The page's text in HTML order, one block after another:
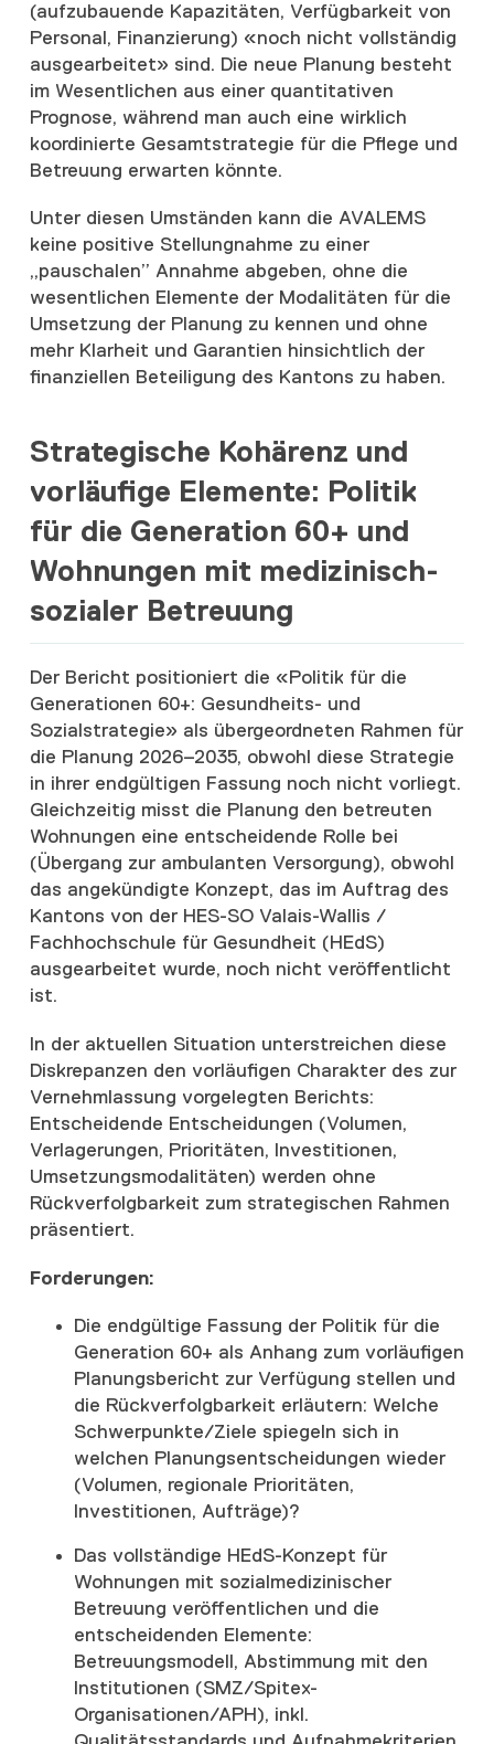
(aufzubauende Kapazitäten, Verfügbarkeit von
Personal, Finanzierung) «noch nicht vollständig
ausgearbeitet» sind. Die neue Planung besteht
im Wesentlichen aus einer quantitativen
Prognose, während man auch eine wirklich
koordinierte Gesamtstrategie für die Pflege und
Betreuung erwarten könnte.
Unter diesen Umständen kann die AVALEMS
keine positive Stellungnahme zu einer
„pauschalen” Annahme abgeben, ohne die
wesentlichen Elemente der Modalitäten für die
Umsetzung der Planung zu kennen und ohne
mehr Klarheit und Garantien hinsichtlich der
finanziellen Beteiligung des Kantons zu haben.
Strategische Kohärenz und
vorläufige Elemente: Politik
für die Generation 60+ und
Wohnungen mit medizinisch-
sozialer Betreuung
Der Bericht positioniert die «Politik für die
Generationen 60+: Gesundheits- und
Sozialstrategie» als übergeordneten Rahmen für
die Planung 2026–2035, obwohl diese Strategie
in ihrer endgültigen Fassung noch nicht vorliegt.
Gleichzeitig misst die Planung den betreuten
Wohnungen eine entscheidende Rolle bei
(Übergang zur ambulanten Versorgung), obwohl
das angekündigte Konzept, das im Auftrag des
Kantons von der HES-SO Valais-Wallis /
Fachhochschule für Gesundheit (HEdS)
ausgearbeitet wurde, noch nicht veröffentlicht
ist.
In der aktuellen Situation unterstreichen diese
Diskrepanzen den vorläufigen Charakter des zur
Vernehmlassung vorgelegten Berichts:
Entscheidende Entscheidungen (Volumen,
Verlagerungen, Prioritäten, Investitionen,
Umsetzungsmodalitäten) werden ohne
Rückverfolgbarkeit zum strategischen Rahmen
präsentiert.
Forderungen:
Die endgültige Fassung der Politik für die
Generation 60+ als Anhang zum vorläufigen
Planungsbericht zur Verfügung stellen und
die Rückverfolgbarkeit erläutern: Welche
Schwerpunkte/Ziele spiegeln sich in
welchen Planungsentscheidungen wieder
(Volumen, regionale Prioritäten,
Investitionen, Aufträge)?
Das vollständige HEdS-Konzept für
Wohnungen mit sozialmedizinischer
Betreuung veröffentlichen und die
entscheidenden Elemente:
Betreuungsmodell, Abstimmung mit den
Institutionen (SMZ/Spitex-
Organisationen/APH), inkl.